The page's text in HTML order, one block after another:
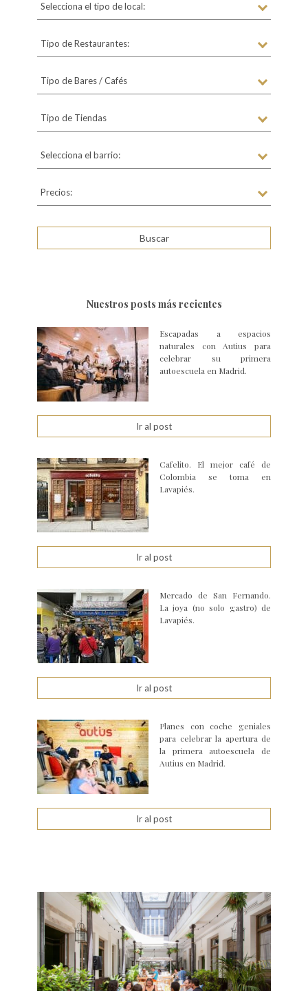
Selecciona el tipo de local:
Tipo de Restaurantes:
Tipo de Bares / Cafés
Tipo de Tiendas
Selecciona el barrio:
Precios:
Nuestros posts más recientes
Escapadas a espacios
naturales con Autius para
celebrar su primera
autoescuela en Madrid.
Ir al post
Cafelito. El mejor café de
Colombia se toma en
Lavapiés.
Ir al post
Mercado de San Fernando.
La joya (no solo gastro) de
Lavapiés.
Ir al post
Planes con coche geniales
para celebrar la apertura de
la primera autoescuela de
Autius en Madrid.
Ir al post